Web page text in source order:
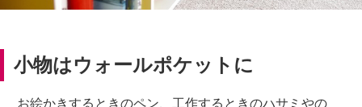
小物はウォールポケットに
お絵かきするときのペン、工作するときのハサミやの